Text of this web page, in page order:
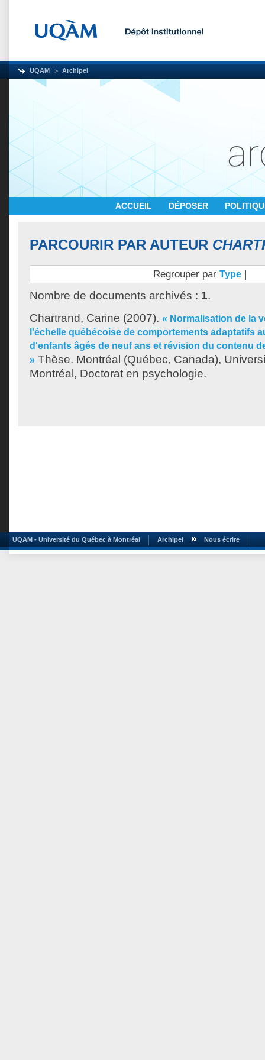
UQAM Archipel
ACCUEIL DÉPOSER
PARCOURIR PAR AUTEUR
Regrouper par Type |
Nombre de documents archivés : 1.
Chartrand, Carine (2007). « Normalisation de la
l'échelle québécoise de comportements adaptatifs
d'enfants âgés de neuf ans et révision du contenu
» Thèse. Montréal (Québec, Canada),
Montréal, Doctorat en psychologie.
UQAM - Université du Québec à Montréal Archipel Nous écrire